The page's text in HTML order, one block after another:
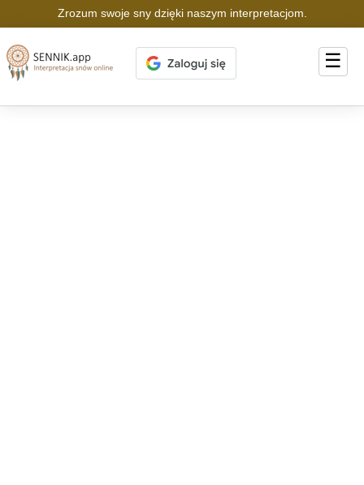
Zrozum swoje sny dzięki naszym interpretacjom.
☰